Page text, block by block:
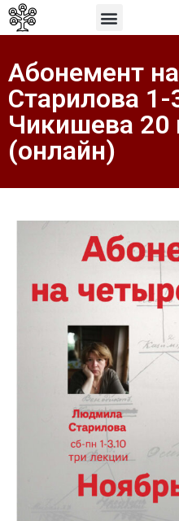
Абонемент
Старилова 1-
Чикишева 20
(онлайн)